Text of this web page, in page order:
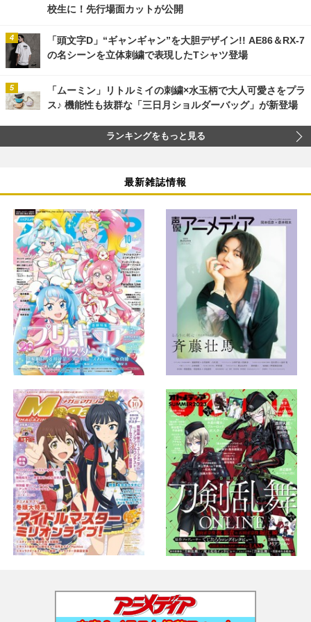
校生に！先行場面カットが公開
「頭文字D」“ギャンギャン”を大胆デザイン!! AE86＆RX-7
の名シーンを立体刺繍で表現したTシャツ登場
「ムーミン」リトルミイの刺繍×水玉柄で大人可愛さをプラ
ス♪ 機能性も抜群な「三日月ショルダーバッグ」が新登場
ランキングをもっと見る
最新雑誌情報